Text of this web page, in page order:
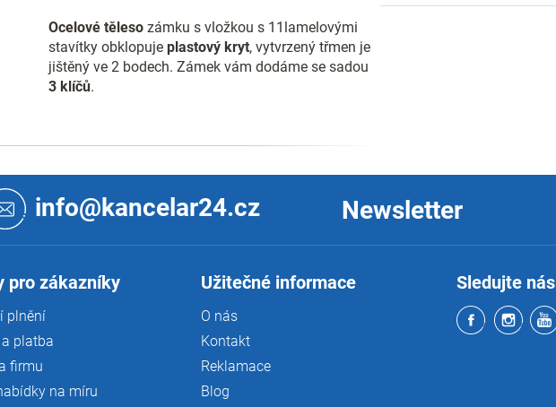
Ocelové těleso zámku s vložkou s 11lamelovými
stavítky obklopujeplastový kryt, vytvrzený třmen je
jištěný ve 2 bodech. Zámek vám dodáme se sadou
3 klíčů.
info@kancelar24.cz Newsletter
pro zákazníky
plnění
platba
firmu
na míru
Užitečné informace
O nás
Kontakt
Reklamace
Blog
Sledujte nás